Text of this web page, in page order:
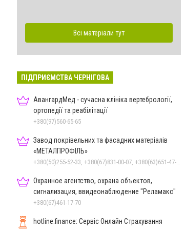
Всі матеріали тут
ПІДПРИЄМСТВА ЧЕРНІГОВА
АвангардМед - сучасна клініка вертебрології,
ортопедії та реабілітації
+380(97)560-65-65
Завод покрівельних та фасадних матеріалів
«МЕТАЛПРОФІЛЬ»
Охранное агентство, охрана объектов,
сигнализация, ввидеонаблюдение "Реламакс"
+380(67)461-17-70
hotline.finance: Сервіс Онлайн Страхування